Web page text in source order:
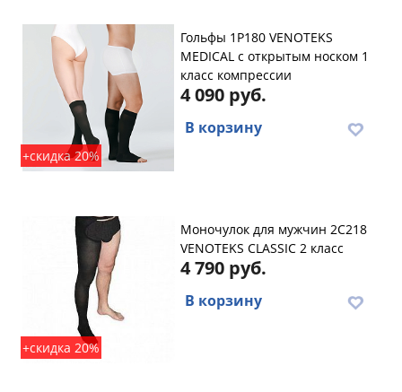
+скидка 20%
Гольфы 1P180 VENOTEKS
MEDICAL с открытым носком 1
класс компрессии
4 090 руб.
В корзину
+скидка 20%
Моночулок для мужчин 2C218
VENOTEKS CLASSIC 2 класс
4 790 руб.
В корзину